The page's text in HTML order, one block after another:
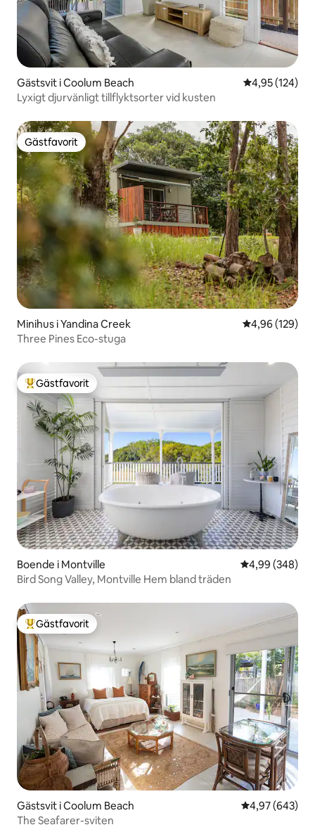
Gästsvit i Coolum Beach 4,95 av 5 i
4,95 (124)
Lyxigt djurvänligt tillflyktsorter vid kusten
Gästfavorit
Gästfavorit
Minihus i Yandina Creek 4,96 av 5 i
4,96 (129)
Three Pines Eco-stuga
Populär gästfavorit
Gästfavorit
Boende i Montville 4,99 av 5 i
4,99 (348)
Bird Song Valley, Montville Hem bland träden
Populär gästfavorit
Gästfavorit
Gästsvit i Coolum Beach 4,97 av 5 i
4,97 (643)
The Seafarer-sviten